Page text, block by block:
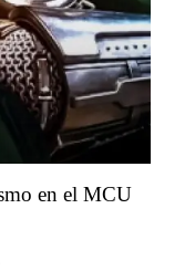
en el MCU